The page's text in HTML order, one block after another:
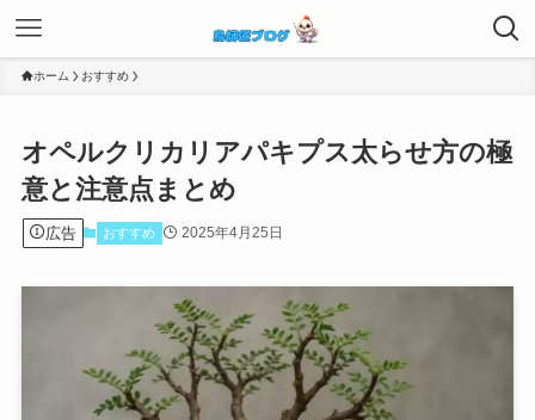
ホーム おすすめ
オペルクリカリアパキプス太らせ方の極
意と注意点まとめ
広告 おすすめ 2025年4月25日